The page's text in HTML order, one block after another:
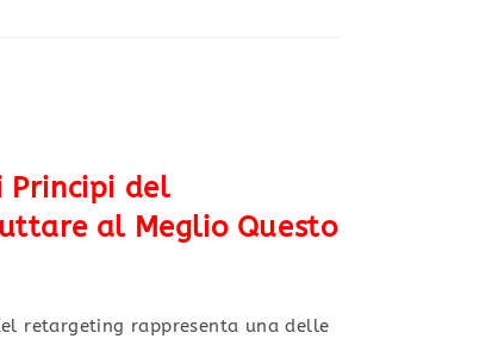
Principi del
al Meglio Questo
retargeting rappresenta una delle